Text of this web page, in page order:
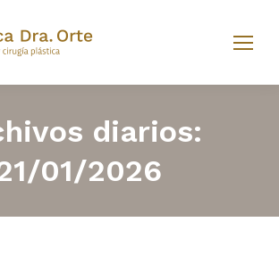
diarios:
01/2026